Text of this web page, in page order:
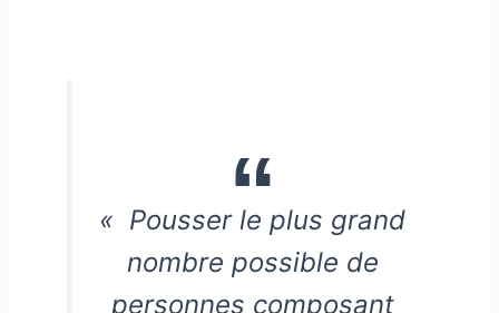
« Pousser le plus grand
nombre possible de
personnes composant